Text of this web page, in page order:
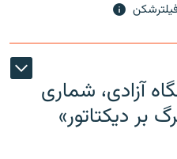
آزادی، شماری
بر دیکتاتور»